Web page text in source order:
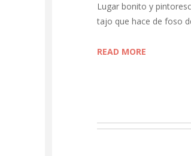
Lugar bonito y
tajo que hace de foso
READ MORE